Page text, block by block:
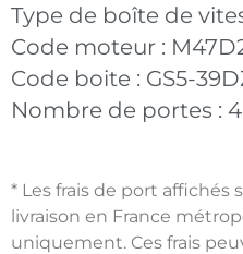
Type de boîte de
Code moteur :
Code boite : GS5-
Nombre de portes : 4
* Les frais de port affichés
livraison en France
uniquement. Ces frais